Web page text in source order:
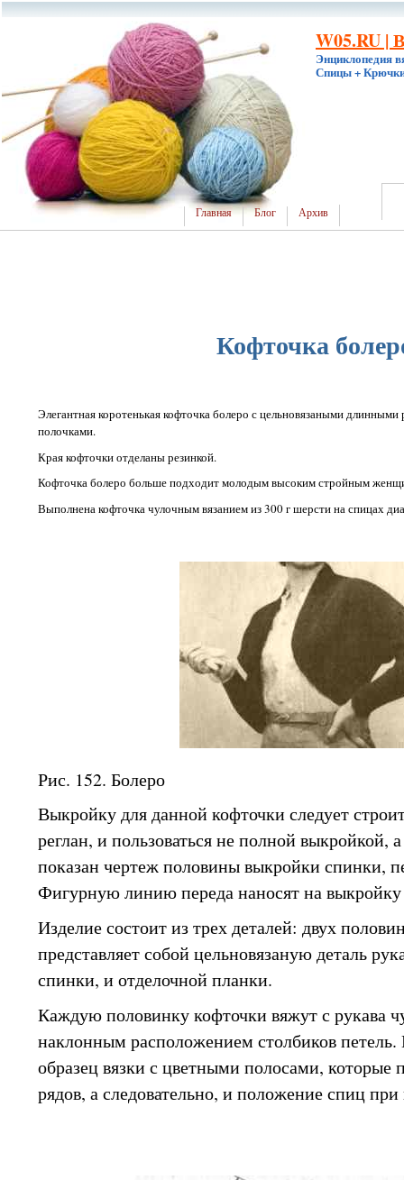
W05.RU |
Энциклопедия
Спицы +
Главная Блог Архив
Кофточка
Элегантная коротенькая кофточка болеро с цельновязаными
полочками.
Края кофточки отделаны резинкой.
Кофточка болеро больше подходит молодым высоким стройным
Выполнена кофточка чулочным вязанием из 300 г шерсти на спицах
Рис. 152. Болеро
Выкройку для данной кофточки следует
реглан, и пользоваться не полной выкройкой,
показан чертеж половины выкройки спинки,
Фигурную линию переда наносят на
Изделие состоит из трех деталей: двух
представляет собой цельновязаную деталь
спинки, и отделочной планки.
Каждую половинку кофточки вяжут с рукава
наклонным расположением столбиков
образец вязки с цветными полосами, которые
рядов, а следовательно, и положение спиц